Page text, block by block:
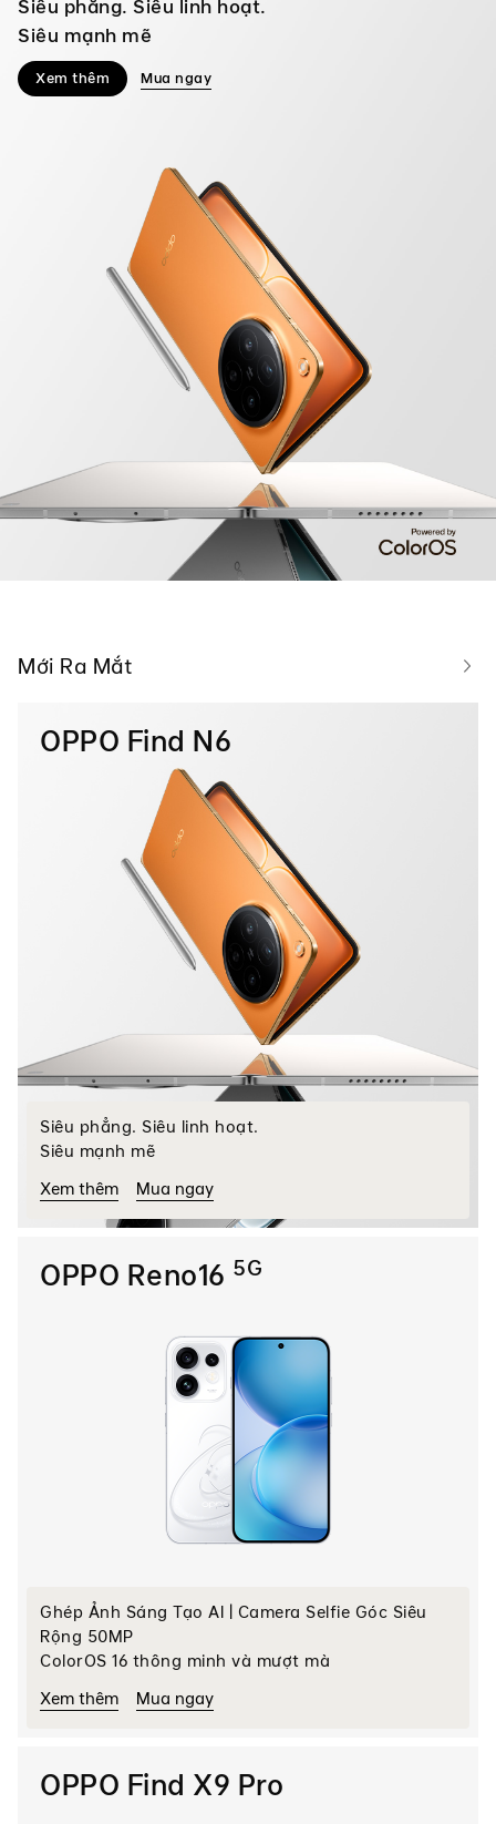
Siêu phẳng. Siêu linh hoạt.
Siêu mạnh mẽ
Xem thêm Mua ngay
Mới Ra Mắt
OPPO Find N6
Siêu phẳng. Siêu linh hoạt.
Siêu mạnh mẽ
Xem thêm
Mua ngay
OPPO Reno16 5G
Ghép Ảnh Sáng Tạo AI | Camera Selfie Góc Siêu
Rộng 50MP
ColorOS 16 thông minh và mượt mà
Xem thêm
Mua ngay
OPPO Find X9 Pro